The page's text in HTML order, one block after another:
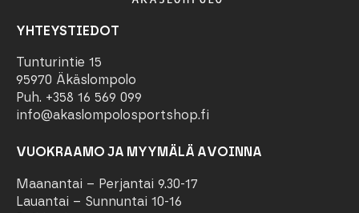
YHTEYSTIEDOT
Tunturintie 15
95970 Äkäslompolo
Puh. +358 16 569 099
info@akaslompolosportshop.fi
VUOKRAAMO JA MYYMÄLÄ AVOINNA
Maanantai – Perjantai 9.30-17
Lauantai – Sunnuntai 10-16